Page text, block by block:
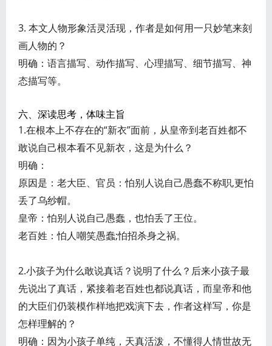
3. 本文人物形象活灵活现，作者是如何用一只妙笔来刻
画人物的？
明确：语言描写、动作描写、心理描写、细节描写、神
态描写等。
六、深读思考，体味主旨
1.在根本上不存在的“新衣”面前，从皇帝到老百姓都不
敢说自己根本看不见新衣，这是为什么？
明确：
原因是：老大臣、官员：怕别人说自己愚蠢不称职,更怕
丢了乌纱帽。
皇帝：怕别人说自己愚蠢，也怕丢了王位。
老百姓：怕人嘲笑愚蠢;怕招杀身之祸。
2.小孩子为什么敢说真话？说明了什么？后来小孩子最
先说出了真话，紧接着老百姓也都说真话，而皇帝和他
的大臣们仍装模作样地把戏演下去，作者这样写，你是
怎样理解的？
明确：因为小孩子单纯，天真活泼，不懂得人情世故无